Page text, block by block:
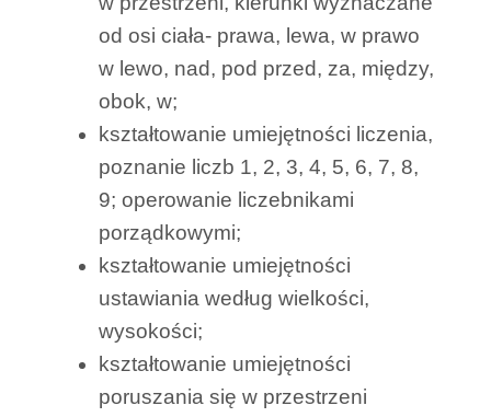
od osi ciała- prawa, lewa, w prawo
w lewo, nad, pod przed, za, między,
obok, w;
kształtowanie umiejętności liczenia,
poznanie liczb 1, 2, 3, 4, 5, 6, 7, 8,
9; operowanie liczebnikami
porządkowymi;
kształtowanie umiejętności
ustawiania według wielkości,
wysokości;
kształtowanie umiejętności
poruszania się w przestrzeni